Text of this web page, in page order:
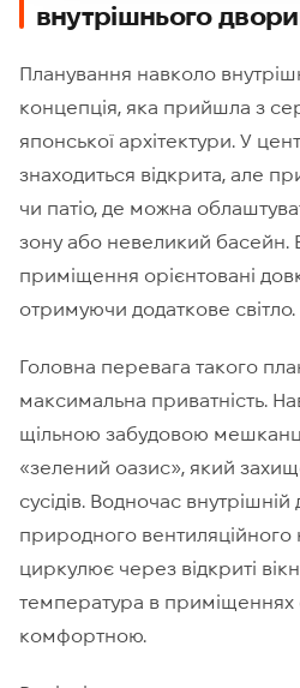
внутрішнього
Планування навколо
концепція, яка прийшла з
японської архітектури. У
знаходиться відкрита, але
чи патіо, де можна
зону або невеликий басейн.
приміщення орієнтовані
отримуючи додаткове світло.
Головна перевага такого
максимальна приватність.
щільною забудовою
«зелений оазис», який
сусідів. Водночас
природного вентиляційного
циркулює через відкриті
температура в приміщеннях
комфортною.